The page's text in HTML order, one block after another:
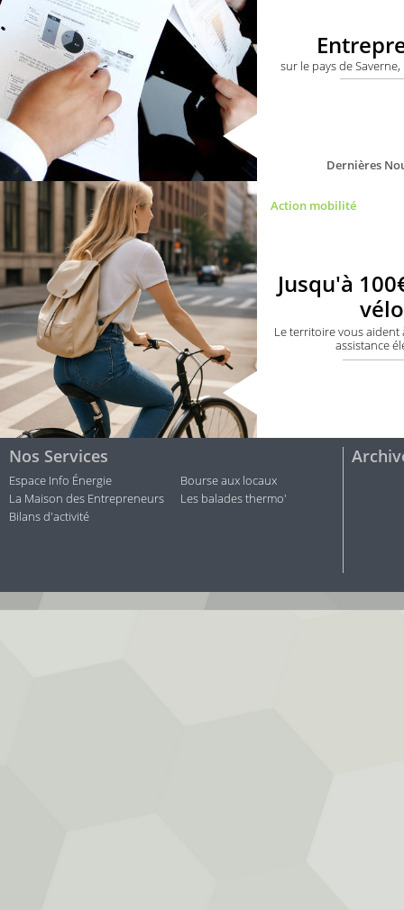
sur le pays de
Dernières
Action mobilité
Jusqu'à
Le territoire vous aident
assistance
Nos Services
Espace Info Énergie
Bourse aux locaux
La Maison des Entrepreneurs
Les balades thermo'
Bilans d'activité